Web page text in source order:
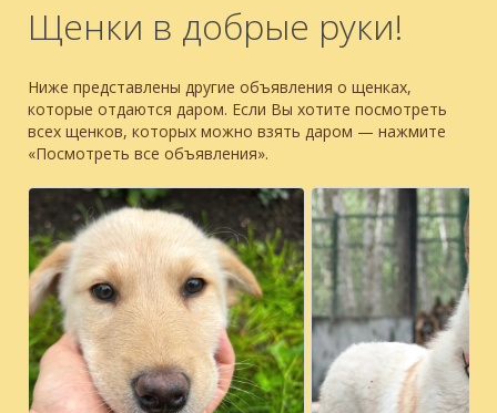
Щенки в добрые руки!
Ниже представлены другие объявления о щенках,
которые отдаются даром. Если Вы хотите посмотреть
всех щенков, которых можно взять даром — нажмите
«Посмотреть все объявления».